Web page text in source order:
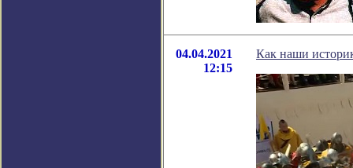
04.04.2021
12:15
Как наши